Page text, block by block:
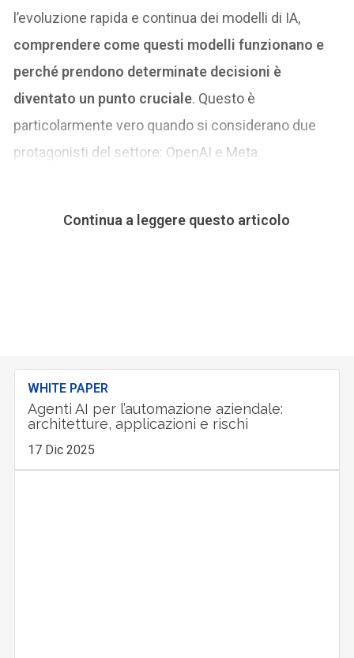
l’evoluzione rapida e continua dei modelli di IA,
comprendere come questi modelli funzionano e
perché prendono determinate decisioni è
diventato un punto cruciale. Questo è
particolarmente vero quando si considerano due
protagonisti del settore: OpenAI e Meta.
Continua a leggere questo articolo
WHITE PAPER
Agenti AI per l’automazione aziendale:
architetture, applicazioni e rischi
17 Dic 2025